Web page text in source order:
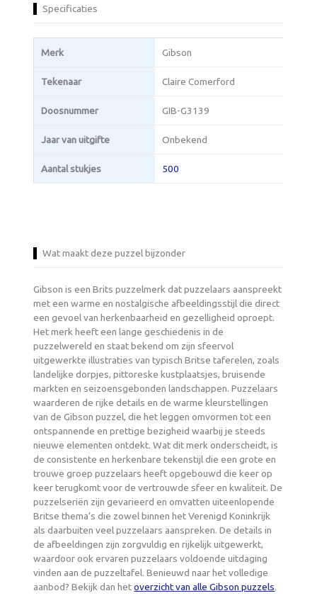
Specificaties
Merk Gibson
Tekenaar Claire Comerford
Doosnummer GIB-G3139
Jaar van uitgifte Onbekend
Aantal stukjes 500
Wat maakt deze puzzel bijzonder
Gibson is een Brits puzzelmerk dat puzzelaars aanspreekt
met een warme en nostalgische afbeeldingsstijl die direct
een gevoel van herkenbaarheid en gezelligheid oproept.
Het merk heeft een lange geschiedenis in de
puzzelwereld en staat bekend om zijn sfeervol
uitgewerkte illustraties van typisch Britse taferelen, zoals
landelijke dorpjes, pittoreske kustplaatsjes, bruisende
markten en seizoensgebonden landschappen. Puzzelaars
waarderen de rijke details en de warme kleurstellingen
van de Gibson puzzel, die het leggen omvormen tot een
ontspannende en prettige bezigheid waarbij je steeds
nieuwe elementen ontdekt. Wat dit merk onderscheidt, is
de consistente en herkenbare tekenstijl die een grote en
trouwe groep puzzelaars heeft opgebouwd die keer op
keer terugkomt voor de vertrouwde sfeer en kwaliteit. De
puzzelseriën zijn gevarieerd en omvatten uiteenlopende
Britse thema’s die zowel binnen het Verenigd Koninkrijk
als daarbuiten veel puzzelaars aanspreken. De details in
de afbeeldingen zijn zorgvuldig en rijkelijk uitgewerkt,
waardoor ook ervaren puzzelaars voldoende uitdaging
vinden aan de puzzeltafel. Benieuwd naar het volledige
aanbod? Bekijk dan hetoverzicht van alle Gibson puzzels.